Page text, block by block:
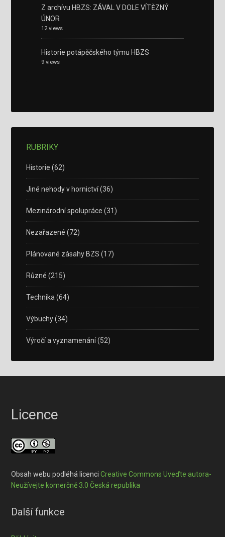
Z archívu HBZS: ZÁVAL V DOLE VÍTĚZNÝ
ÚNOR
12 views
Historie potápěčského týmu HBZS
9 views
RUBRIKY
Historie (62)
Jiné nehody v hornictví(36)
Mezinárodní spolupráce (31)
Nezařazené (72)
Plánované zásahy BZS (17)
Různé (215)
Technika (64)
Výbuchy(34)
Výročí a vyznamenání(52)
Licence
Obsah webu podléhá licenciCreative Commons Uveďte autora-
Neužívejte komerčně 3.0 Česká republika
Další funkce